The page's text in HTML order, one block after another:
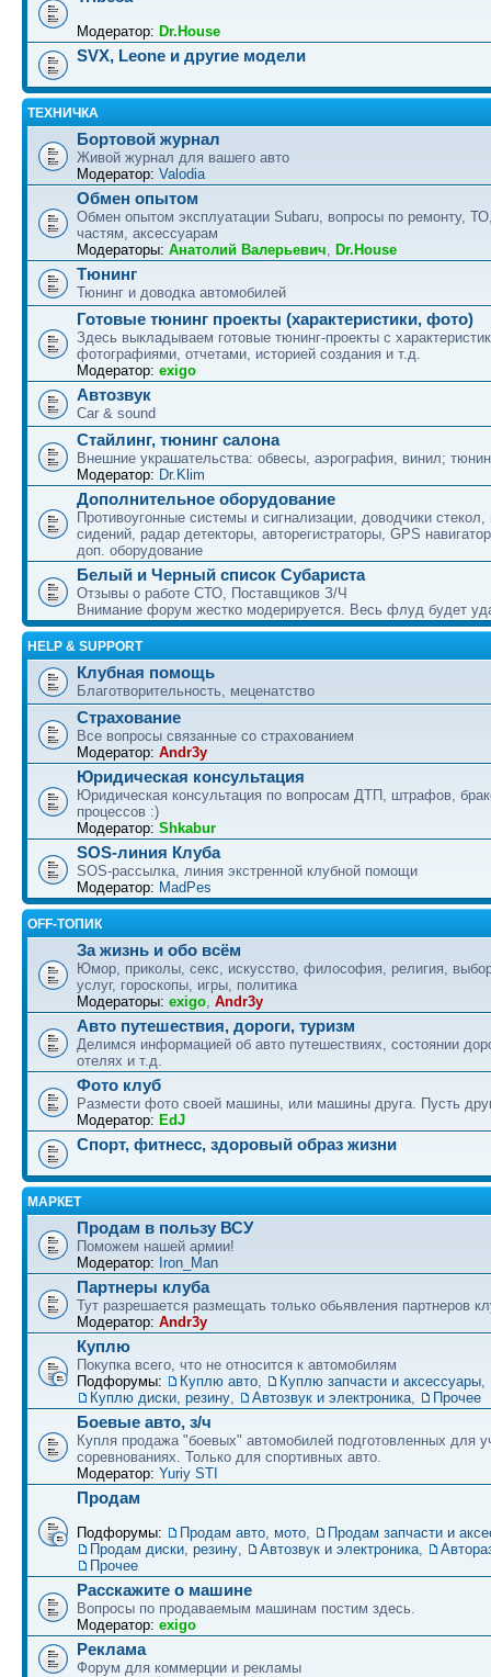
Модератор: Dr.House
SVX, Leone и другие модели
ТЕХНИЧКА
Бортовой журнал
Живой журнал для вашего авто
Модератор: Valodia
Обмен опытом
Обмен опытом эксплуатации Subaru, вопросы по ремонту,
частям, аксессуарам
Модераторы: Анатолий Валерьевич, Dr.House
Тюнинг
Тюнинг и доводка автомобилей
Готовые тюнинг проекты (характеристики, фото)
Здесь выкладываем готовые тюнинг-проекты с
фотографиями, отчетами, историей создания и т.д.
Модератор: exigo
Автозвук
Car & sound
Стайлинг, тюнинг салона
Внешние украшательства: обвесы, аэрография, винил;
Модератор: Dr.Klim
Дополнительное оборудование
Противоугонные системы и сигнализации, доводчики стекол,
сидений, радар детекторы, авторегистраторы, GPS
доп. оборудование
Белый и Черный список Субариста
Отзывы о работе СТО, Поставщиков З/Ч
Внимание форум жестко модерируется. Весь флуд будет
HELP & SUPPORT
Клубная помощь
Благотворительность, меценатство
Страхование
Все вопросы связанные со страхованием
Модератор: Andr3y
Юридическая консультация
Юридическая консультация по вопросам ДТП, штрафов,
процессов :)
Модератор: Shkabur
SOS-линия Клуба
SOS-рассылка, линия экстренной клубной помощи
Модератор: MadPes
OFF-ТОПИК
За жизнь и обо всём
Юмор, приколы, секс, искусство, философия, религия,
услуг, гороскопы, игры, политика
Модераторы: exigo, Andr3y
Авто путешествия, дороги, туризм
Делимся информацией об авто путешествиях, состоянии
отелях и т.д.
Фото клуб
Размести фото своей машины, или машины друга. Пусть
Модератор: EdJ
Спорт, фитнесс, здоровый образ жизни
МАРКЕТ
Продам в пользу ВСУ
Поможем нашей армии!
Модератор: Iron_Man
Партнеры клуба
Тут разрешается размещать только обьявления партнеров
Модератор: Andr3y
Куплю
Покупка всего, что не относится к автомобилям
Подфорумы:
Куплю авто, Куплю запчасти и аксессуары,
Куплю диски, резину, Автозвук и электроника, Прочее
Боевые авто, з/ч
Купля продажа "боевых" автомобилей подготовленных для
соревнованиях. Только для спортивных авто.
Модератор: Yuriy STI
Продам
Подфорумы: Продам авто, мото,
Продам запчасти и
Продам диски, резину, Автозвук и электроника,
Прочее
Расскажите о машине
Вопросы по продаваемым машинам постим здесь.
Модератор: exigo
Реклама
Форум для коммерции и рекламы